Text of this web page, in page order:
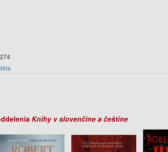
Knihy v slovenčine a češtine